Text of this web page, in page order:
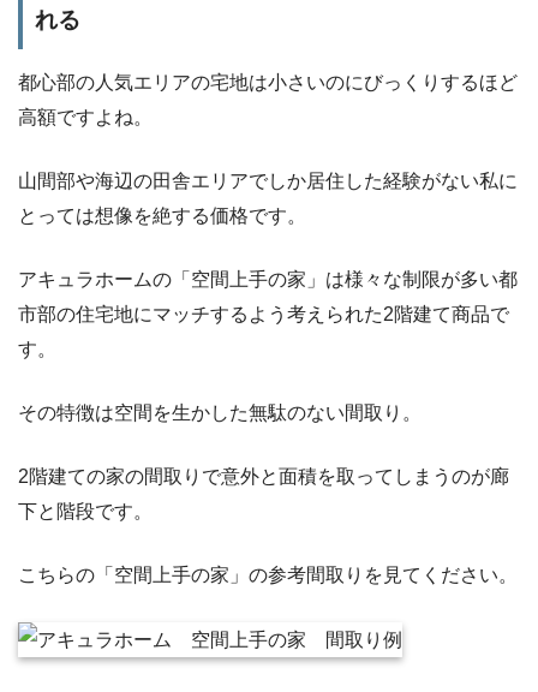
れる
都心部の人気エリアの宅地は小さいのにびっくりするほど
高額ですよね。
山間部や海辺の田舎エリアでしか居住した経験がない私に
とっては想像を絶する価格です。
アキュラホームの「空間上手の家」は様々な制限が多い都
市部の住宅地にマッチするよう考えられた2階建て商品で
す。
その特徴は空間を生かした無駄のない間取り。
2階建ての家の間取りで意外と面積を取ってしまうのが廊
下と階段です。
こちらの「空間上手の家」の参考間取りを見てください。